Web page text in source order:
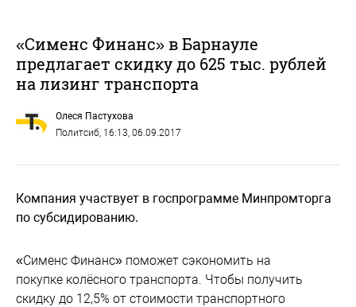
«Сименс Финанс» в Барнауле
предлагает скидку до 625 тыс. рублей
на лизинг транспорта
Олеся Пастухова
Политсиб, 16:13, 06.09.2017
Компания участвует в госпрограмме Минпромторга
по субсидированию.
«Сименс Финанс» поможет сэкономить на
покупке колёсного транспорта. Чтобы получить
скидку до 12,5% от стоимости транспортного